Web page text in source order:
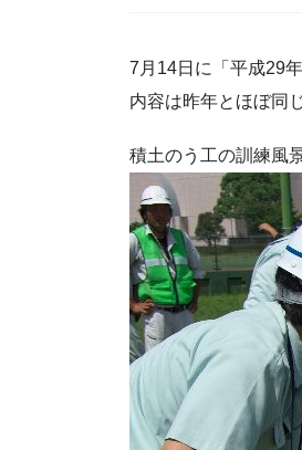
7月14日に「平成29
内容は昨年とほぼ同
積土のう工の訓練風